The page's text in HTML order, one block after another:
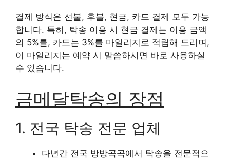
결제 방식은 선불, 후불, 현금, 카드 결제 모두 가능
합니다. 특히, 탁송 이용 시 현금 결제는 이용 금액
의 5%를, 카드는 3%를 마일리지로 적립해 드리며,
이 마일리지는 예약 시 말씀하시면 바로 사용하실
수 있습니다.
금메달탁송의 장점
1. 전국 탁송 전문 업체
다년간 전국 방방곡곡에서 탁송을 전문적으